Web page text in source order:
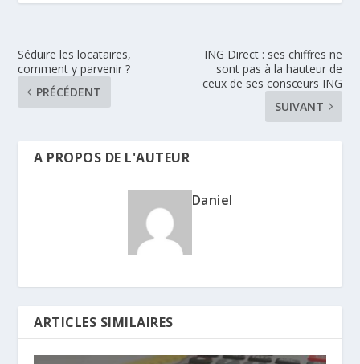
Séduire les locataires,
comment y parvenir ?
PRÉCÉDENT
ING Direct : ses chiffres ne
sont pas à la hauteur de
ceux de ses consœurs ING
SUIVANT
A PROPOS DE L'AUTEUR
Daniel
ARTICLES SIMILAIRES